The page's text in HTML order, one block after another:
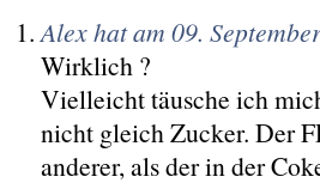
Alex hat am 09.
Wirklich ?
Vielleicht täusche ich
nicht gleich Zucker. Der
anderer, als der in der